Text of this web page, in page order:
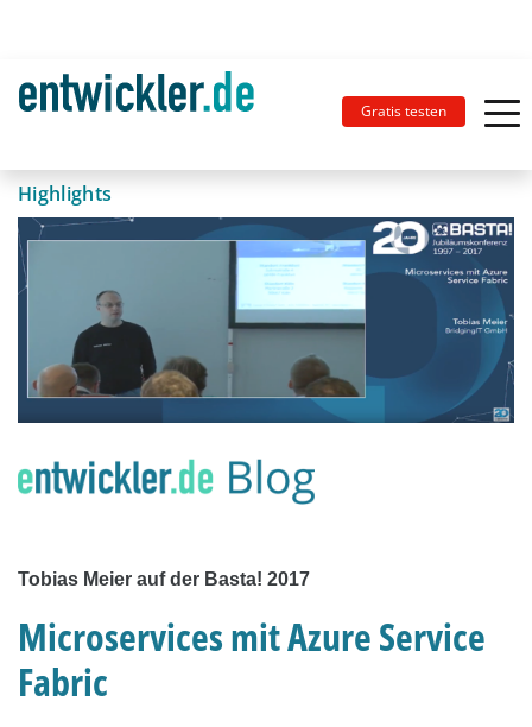
Gratis testen
Highlights
Tobias Meier auf der Basta! 2017
Microservices mit Azure Service
Fabric